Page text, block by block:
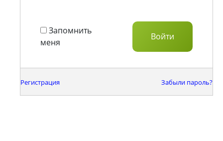
Запомнить
меня
Регистрация Забыли пароль?